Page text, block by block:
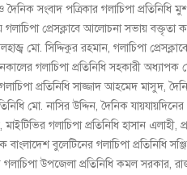
দৈনিক সংবাদ পত্রিকার গলাচিপা
প্রেসক্লাবে আলোচনা সভায়
মো. সিদ্দিকুর রহমান, গলাচিপা
গলাচিপা প্রতিনিধি সহকারী অধ্যাপক
প্রতিনিধি সাজ্জাদ আহমেদ মাসুদ,
মো. নাসির উদ্দিন, দৈনিক যায়যায়দিনের
মাইটিভির গলাচিপা প্রতিনিধি হাসান
বাংলাদেশ বুলেটিনের গলাচিপা প্রতিনিধি
উপজেলা প্রতিনিধি কমল সরকার,